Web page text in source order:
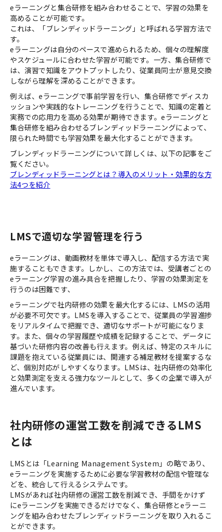
eラーニングと集合研修を組み合わせることで、学習の効果を
高めることが可能です。
これは、「ブレンディッドラーニング」と呼ばれる学習方法で
す。
eラーニングは自分のペースで進められるため、個々の理解度
やスケジュールに合わせた学習が可能です。一方、集合研修で
は、演習で知識をアウトプットしたり、従業員同士が意見交換
しながら理解を深めることができます。
例えば、eラーニングで事前学習を行い、集合研修でディスカ
ッションや実践的なトレーニングを行うことで、知識の定着と
実務での応用力を高める効果が期待できます。eラーニングと
集合研修を組み合わせるブレンディッドラーニングによって、
限られた時間でも学習効果を最大化することができます。
ブレンディッドラーニングについて詳しくは、以下の記事をご
覧ください。
ブレンディッドラーニングとは？導入のメリット・効果的な方
法4つを紹介
LMSで適切な学習管理を行う
eラーニングは、動画教材を単体で導入し、配信する方法で実
施することもできます。しかし、この方法では、受講者ごとの
eラーニング学習の進み具合を把握したり、学習の効果測定を
行うのは困難です、
eラーニングで社内研修の効果を最大化するには、LMSの活用
が必要不可欠です。LMSを導入することで、従業員の学習進捗
をリアルタイムで把握でき、適切なサポートが可能になりま
す。また、個々の学習履歴や成績を記録することで、データに
基づいた研修内容の改善も行えます。例えば、特定のスキルに
課題を抱えている従業員には、関連する補足教材を提案するな
ど、個別対応がしやすくなります。LMSは、社内研修の効率化
と効果測定を支える強力なツールとして、多くの企業で導入が
進んでいます。
社内研修の運営工数を削減できるLMS
とは
LMSとは「Learning Management System」の略であり、
eラーニングを実施するために必要な学習教材の配信や管理な
どを、統合して行えるシステムです。
LMSがあれば社内研修の運営工数を削減でき、手間をかけず
にeラーニングを実施できるだけでなく、集合研修とeラーニ
ングを組み合わせたブレンディッドラーニングを取り入れるこ
とができます。